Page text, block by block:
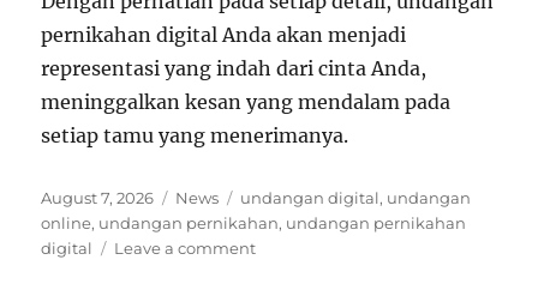
pernikahan digital Anda akan menjadi
representasi yang indah dari cinta Anda,
meninggalkan kesan yang mendalam pada
setiap tamu yang menerimanya.
P
o
s
August 7, 2026
C
a
t
News
T
a
g
undangan digital, undangan
online, undangan pernikahan, undangan pernikahan
digital
Leave a commento